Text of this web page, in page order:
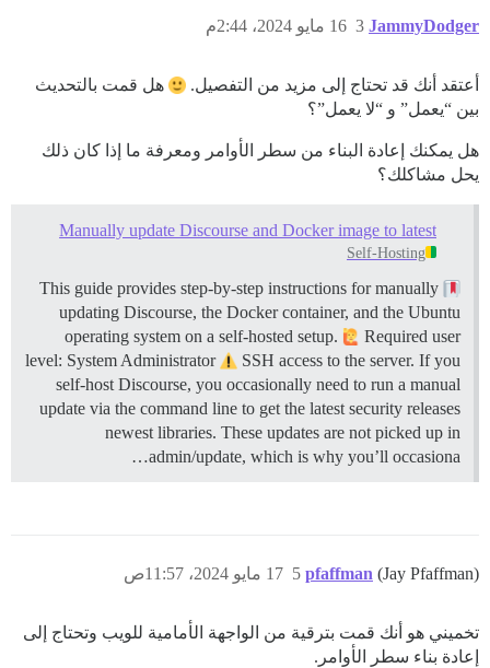
JammyDodger 16 مايو 2024، 2:44م 3
أعتقد أنك قد تحتاج إلى مزيد من التفصيل.
هل قمت بالتحديث
بين “يعمل” و “لا يعمل”؟
هل يمكنك إعادة البناء من سطر الأوامر ومعرفة ما إذا كان ذلك
يحل مشاكلك؟
Manually update Discourse and Docker image to latest
Self-Hosting
This guide provides step-by-step instructions for manually
updating Discourse, the Docker container, and the Ubuntu
operating system on a self-hosted setup.
Required user
level: System Administrator
SSH access to the server. If you
self-host Discourse, you occasionally need to run a manual
update via the command line to get the latest security releases
newest libraries. These updates are not picked up in
admin/update, which is why you’ll occasiona…
pfaffman (Jay Pfaffman) 17 مايو 2024، 11:57ص 5
تخميني هو أنك قمت بترقية من الواجهة الأمامية للويب وتحتاج إلى
إعادة بناء سطر الأوامر.